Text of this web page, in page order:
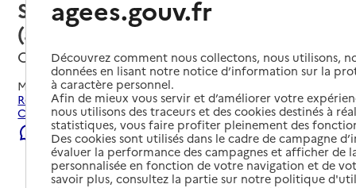
Service autonomie à domicile
(aide) – ADMR
Chanverrie, VENDEE
Mis à jour le23/07/2026
Rechercher les établissements et services autour de
Chanverrie.
Signaler une erreur
agees.gouv.fr
Découvrez comment nous collectons, nous utilisons,
données en lisant notre notice d’information sur la
à caractère personnel.
Afin de mieux vous servir et d’améliorer votre
nous utilisons des traceurs et des cookies destinés à
statistiques, vous faire profiter pleinement des
Des cookies sont utilisés dans le cadre de campagne
évaluer la performance des campagnes et afficher de
personnalisée en fonction de votre navigation et de
savoir plus, consultez la partie sur notre politique